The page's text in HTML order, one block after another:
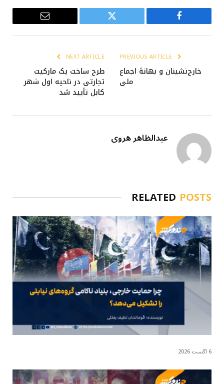
Facebook
Twitter
Email
خارج‌نشینان و بهانهٔ اجماع
ملی
NEXT ARTICLE
طرح ساخت یک مارکیت
تجارتی در ناحیه اول شهر
کابل تأیید شد
عبدالظاهر هروی
RELATED POSTS
6 آگست 2026